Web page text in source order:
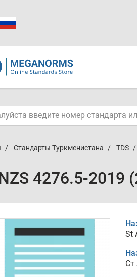
Стандарты Туркменистана TDS
4276.5-2019
St
Ст